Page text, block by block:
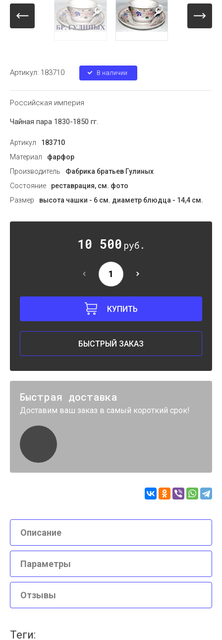
Артикул: 183710 В наличии
Российская империя
Чайная пара 1830-1850 гг.
Артикул
183710
Материал
фарфор
Производитель
Фабрика братьев Гулиных
Состояние
реставрация, см. фото
Размер
высота чашки - 6 см. диаметр блюдца - 14,4 см.
10 500 руб.
КУПИТЬ
БЫСТРЫЙ ЗАКАЗ
Быстрая доставка
Доставим ваш заказ в самый короткий срок!
Описание
Параметры
Отзывы
теги: